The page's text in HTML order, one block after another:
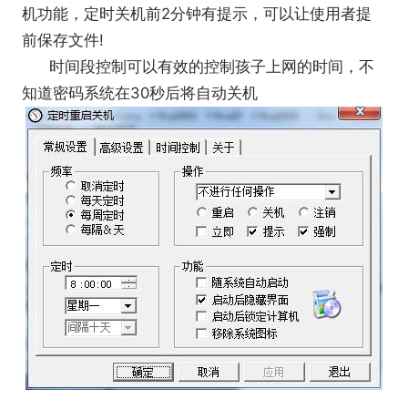
机功能，定时关机前2分钟有提示，可以让使用者提
前保存文件!
时间段控制可以有效的控制孩子上网的时间，不
知道密码系统在30秒后将自动关机